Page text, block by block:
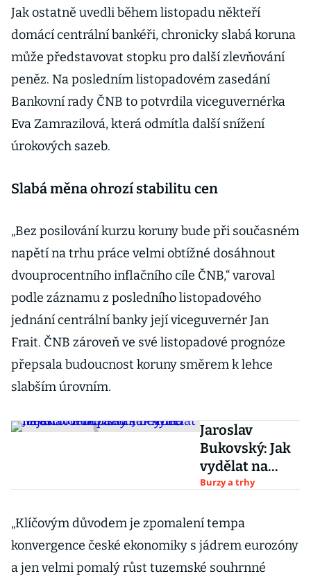
Jak ostatně uvedli během listopadu někteří
domácí centrální bankéři, chronicky slabá koruna
může představovat stopku pro další zlevňování
peněz. Na posledním listopadovém zasedání
Bankovní rady ČNB to potvrdila viceguvernérka
Eva Zamrazilová, která odmítla další snížení
úrokových sazeb.
Slabá měna ohrozí stabilitu cen
„Bez posilování kurzu koruny bude při současném
napětí na trhu práce velmi obtížné dosáhnout
dvouprocentního inflačního cíle ČNB,“ varoval
podle záznamu z posledního listopadového
jednání centrální banky její viceguvernér Jan
Frait. ČNB zároveň ve své listopadové prognóze
přepsala budoucnost koruny směrem k lehce
slabším úrovním.
Jaroslav
Bukovský: Jak
vydělat na
akciovém
nejen o
Grouponu a
Beyond Meat
Burzy a trhy
„Klíčovým důvodem je zpomalení tempa
konvergence české ekonomiky s jádrem eurozóny
a jen velmi pomalý růst tuzemské souhrnné